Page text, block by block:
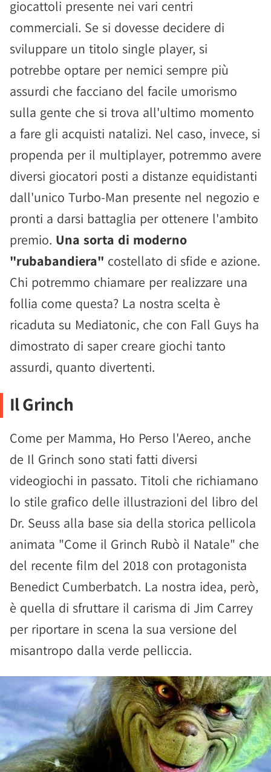
giocattoli presente nei vari centri
commerciali. Se si dovesse decidere di
sviluppare un titolo single player, si
potrebbe optare per nemici sempre più
assurdi che facciano del facile umorismo
sulla gente che si trova all'ultimo momento
a fare gli acquisti natalizi. Nel caso, invece, si
propenda per il multiplayer, potremmo avere
diversi giocatori posti a distanze equidistanti
dall'unico Turbo-Man presente nel negozio e
pronti a darsi battaglia per ottenere l'ambito
premio. Una sorta di moderno
"rubabandiera" costellato di sfide e azione.
Chi potremmo chiamare per realizzare una
follia come questa? La nostra scelta è
ricaduta su Mediatonic, che con Fall Guys ha
dimostrato di saper creare giochi tanto
assurdi, quanto divertenti.
Il Grinch
Come per Mamma, Ho Perso l'Aereo, anche
de Il Grinch sono stati fatti diversi
videogiochi in passato. Titoli che richiamano
lo stile grafico delle illustrazioni del libro del
Dr. Seuss alla base sia della storica pellicola
animata "Come il Grinch Rubò il Natale" che
del recente film del 2018 con protagonista
Benedict Cumberbatch. La nostra idea, però,
è quella di sfruttare il carisma di Jim Carrey
per riportare in scena la sua versione del
misantropo dalla verde pelliccia.